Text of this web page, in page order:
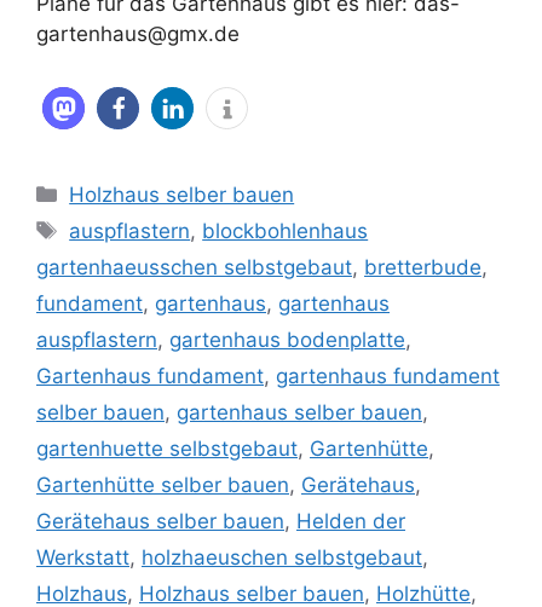
gartenhaus@gmx.de
Kategorien
Holzhaus selber bauen
Schlagwörter
auspflastern, blockbohlenhaus
gartenhaeusschen selbstgebaut, bretterbude,
fundament, gartenhaus, gartenhaus
auspflastern, gartenhaus bodenplatte,
Gartenhaus fundament, gartenhaus fundament
selber bauen, gartenhaus selber bauen,
gartenhuette selbstgebaut, Gartenhütte,
Gartenhütte selber bauen, Gerätehaus,
Gerätehaus selber bauen, Helden der
Werkstatt, holzhaeuschen selbstgebaut,
Holzhaus, Holzhaus selber bauen, Holzhütte,